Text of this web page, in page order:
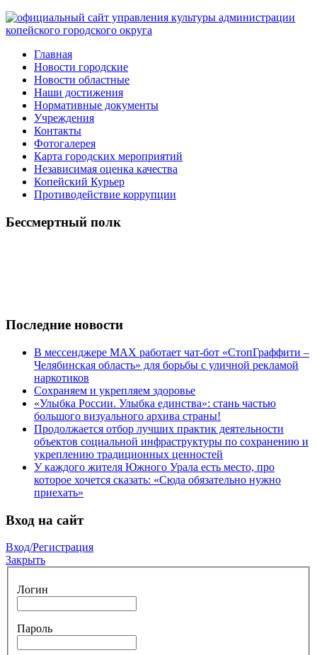
Главная
Новости городские
Новости областные
Наши достижения
Нормативные документы
Учреждения
Контакты
Фотогалерея
Карта городских мероприятий
Независимая оценка качества
Копейский Курьер
Противодействие коррупции
Бессмертный полк
Последние новости
В мессенджере МАХ работает чат-бот «СтопГраффити –
Челябинская область» для борьбы с уличной рекламой
наркотиков
Сохраняем и укрепляем здоровье
«Улыбка России. Улыбка единства»: стань частью
большого визуального архива страны!
Продолжается отбор лучших практик деятельности
объектов социальной инфраструктуры по сохранению и
укреплению традиционных ценностей
У каждого жителя Южного Урала есть место, про
которое хочется сказать: «Сюда обязательно нужно
приехать»
Вход на сайт
Вход/Регистрация
Закрыть
Логин
Пароль